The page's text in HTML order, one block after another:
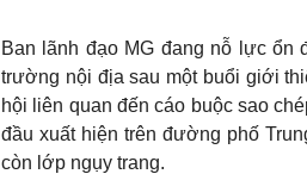
Ban lãnh đạo MG đang nỗ lực ổn
trường nội địa sau một buổi giới
hội liên quan đến cáo buộc sao
đầu xuất hiện trên đường phố
còn lớp ngụy trang.